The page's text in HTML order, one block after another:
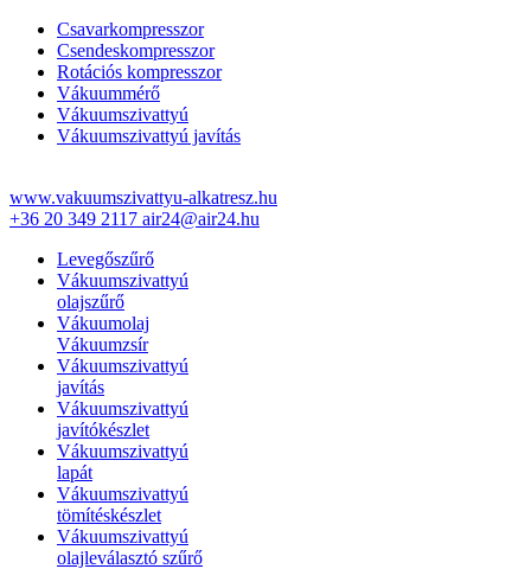
Csavarkompresszor
Csendeskompresszor
Rotációs kompresszor
Vákuummérő
Vákuumszivattyú
Vákuumszivattyú javítás
www.vakuumszivattyu-alkatresz.hu
+36 20 349 2117 air24@air24.hu
Levegőszűrő
Vákuumszivattyú
olajszűrő
Vákuumolaj
Vákuumzsír
Vákuumszivattyú
javítás
Vákuumszivattyú
javítókészlet
Vákuumszivattyú
lapát
Vákuumszivattyú
tömítéskészlet
Vákuumszivattyú
olajleválasztó szűrő